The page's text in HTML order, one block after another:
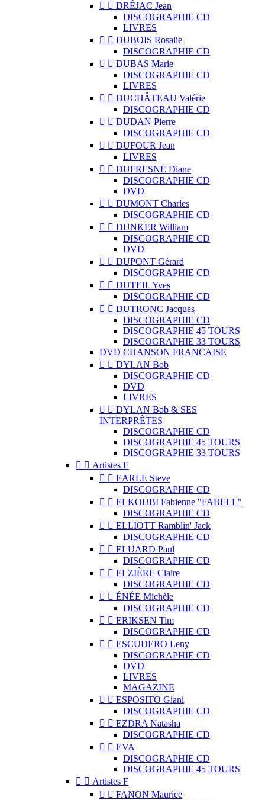
  DRÉJAC Jean
DISCOGRAPHIE CD
LIVRES
  DUBOIS Rosalie
DISCOGRAPHIE CD
  DUBAS Marie
DISCOGRAPHIE CD
LIVRES
  DUCHÂTEAU Valérie
DISCOGRAPHIE CD
  DUDAN Pierre
DISCOGRAPHIE CD
  DUFOUR Jean
LIVRES
  DUFRESNE Diane
DISCOGRAPHIE CD
DVD
  DUMONT Charles
DISCOGRAPHIE CD
  DUNKER William
DISCOGRAPHIE CD
DVD
  DUPONT Gérard
DISCOGRAPHIE CD
  DUTEIL Yves
DISCOGRAPHIE CD
  DUTRONC Jacques
DISCOGRAPHIE CD
DISCOGRAPHIE 45 TOURS
DISCOGRAPHIE 33 TOURS
DVD CHANSON FRANCAISE
  DYLAN Bob
DISCOGRAPHIE CD
DVD
LIVRES
  DYLAN Bob & SES
INTERPRÈTES
DISCOGRAPHIE CD
DISCOGRAPHIE 45 TOURS
DISCOGRAPHIE 33 TOURS
  Artistes E
  EARLE Steve
DISCOGRAPHIE CD
  ELKOUBI Fabienne "FABELL"
DISCOGRAPHIE CD
  ELLIOTT Ramblin' Jack
DISCOGRAPHIE CD
  ELUARD Paul
DISCOGRAPHIE CD
  ELZIÈRE Claire
DISCOGRAPHIE CD
  ÉNÉE Michèle
DISCOGRAPHIE CD
  ERIKSEN Tim
DISCOGRAPHIE CD
  ESCUDERO Leny
DISCOGRAPHIE CD
DVD
LIVRES
MAGAZINE
  ESPOSITO Giani
DISCOGRAPHIE CD
  EZDRA Natasha
DISCOGRAPHIE CD
  EVA
DISCOGRAPHIE CD
DISCOGRAPHIE 45 TOURS
  Artistes F
  FANON Maurice